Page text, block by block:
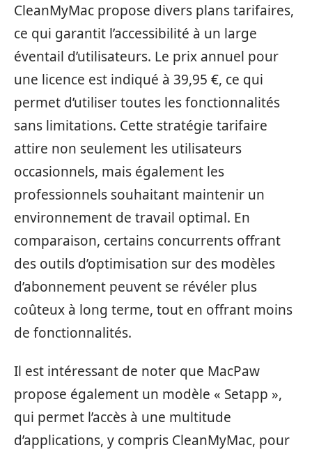
CleanMyMac propose divers plans tarifaires,
ce qui garantit l’accessibilité à un large
éventail d’utilisateurs. Le prix annuel pour
une licence est indiqué à 39,95 €, ce qui
permet d’utiliser toutes les fonctionnalités
sans limitations. Cette stratégie tarifaire
attire non seulement les utilisateurs
occasionnels, mais également les
professionnels souhaitant maintenir un
environnement de travail optimal. En
comparaison, certains concurrents offrant
des outils d’optimisation sur des modèles
d’abonnement peuvent se révéler plus
coûteux à long terme, tout en offrant moins
de fonctionnalités.
Il est intéressant de noter que MacPaw
propose également un modèle « Setapp »,
qui permet l’accès à une multitude
d’applications, y compris CleanMyMac, pour